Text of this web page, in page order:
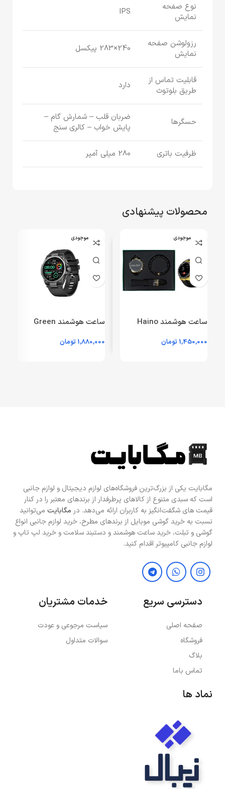
نوع صفحه
نمایش
IPS
رزولوشن صفحه
نمایش
240×283 پیکسل
قابلیت تماس از
طریق بلوتوث
دارد
حسگرها
ضربان قلب – شمارش گام –
پایش خواب – کالری سنج
ظرفیت باتری 280 میلی آمپر
محصولات پیشنهادی
اتمام موجودی
ساعت هوشمند Haino
یکماهه مگابایت)
1,450,000 تومان
اتمام موجودی
ساعت هوشمند Green
1,880,000 تومان
مگابایت یکی از بزرگ‌ترین فروشگاه‌های لوازم دیجیتال و لوازم جانبی
است که سبدی متنوع از کالاهای پرطرفدار از برندهای معتبر را در کنار
قیمت های شگفت‌انگیز به کاربران ارائه می‌دهد. در مگابایت می‌توانید
نسبت به خرید گوشی موبایل از برندهای مطرح، خرید لوازم جانبی انواع
گوشی و تبلت، خرید ساعت هوشمند و دستبند سلامت و خرید لپ تاپ و
لوازم جانبی کامپیوتر اقدام کنید.
دسترسی سریع
صفحه اصلی
فروشگاه
بلاگ
تماس باما
خدمات مشتریان
سیاست مرجوعی و عودت
سوالات متداول
نماد ها